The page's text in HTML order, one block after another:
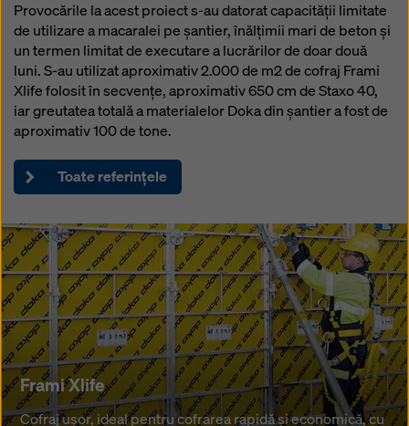
Provocările la acest proiect s-au datorat capacității limitate
de utilizare a macaralei pe șantier, înălțimii mari de beton și
un termen limitat de executare a lucrărilor de doar două
luni. S-au utilizat aproximativ 2.000 de m2 de cofraj Frami
Xlife folosit în secvențe, aproximativ 650 cm de Staxo 40,
iar greutatea totală a materialelor Doka din șantier a fost de
aproximativ 100 de tone.
Toate referințele
Frami Xlife
Cofraj uşor, ideal pentru cofrarea rapidă şi economică, cu
Frami Xlife
Cofraj